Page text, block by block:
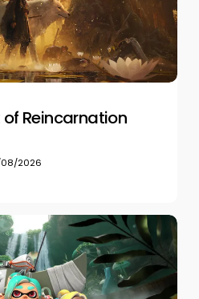
Reincarnation
2026